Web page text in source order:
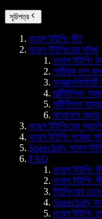
সূচিপত্র
ভয়েস টাইপিং কী?
ভয়েস টাইপিংয়ের সুবিধা
ভয়েস টাইপিং
শারীরিক চাপ
মাল্টিটাস্কিং
সৃষ্টিশীলতা বাড়ায়
মনোযোগ বাড়ায়
ভয়েস টাইপিংয়ের
ভয়েস টাইপিং সর্বোচ্চ
Speechify ভয়েস
FAQ
ভয়েস টাইপিং
ভয়েস টাইপিং
টাইপিংয়ের
Speechify
ভয়েস টাইপিং